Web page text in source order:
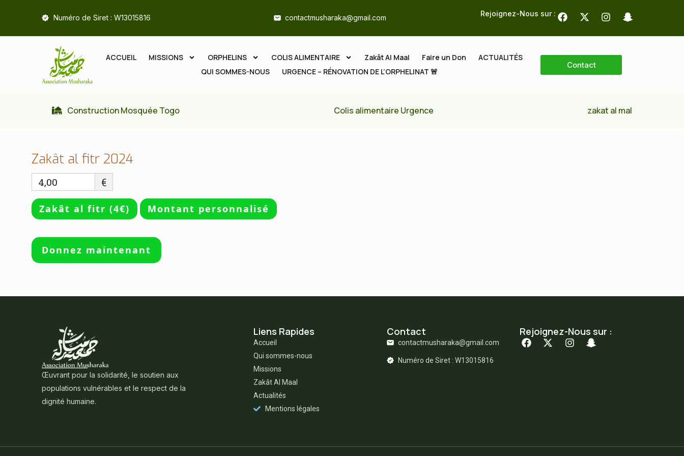
Numéro de Siret : W13015816 contactmusharaka@gmail.com Rejoignez-Nous sur :
ACCUEIL MISSIONS ORPHELINS COLIS ALIMENTAIRE Zakât Al Maal Faire un Don
ACTUALITÉS
QUI SOMMES-NOUS
URGENCE – RÉNOVATION DE L’ORPHELINAT 🚨
Contact
Construction Mosquée Togo Colis alimentaire Urgence zakat al mal
Zakât al fitr 2024
€
Zakât al fitr (4€) Montant personnalisé
Donnez maintenant
Œuvrant pour la solidarité, le soutien aux
populations vulnérables et le respect de la
dignité humaine.
Liens Rapides
Accueil
Qui sommes-nous
Missions
Zakât Al Maal
Actualités
Mentions légales
Contact
contactmusharaka@gmail.com
Numéro de Siret : W13015816
Rejoignez-Nous sur :